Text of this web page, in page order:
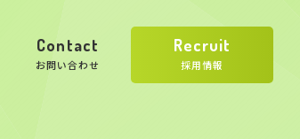
Contact
お問い合わせ
Recruit
採用情報